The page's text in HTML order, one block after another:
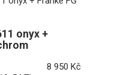
onyx +
8 950 Kč